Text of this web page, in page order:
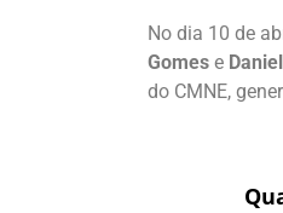
No dia 10 de
Gomes e
do CMNE,